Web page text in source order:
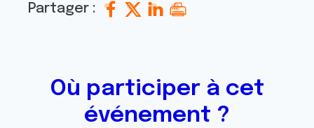
Partager :
Où participer à cet
événement ?